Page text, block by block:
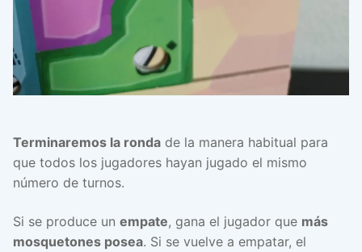
Terminaremos la ronda de la manera habitual para
que todos los jugadores hayan jugado el mismo
número de turnos.
Si se produce un empate, gana el jugador que más
mosquetones posea. Si se vuelve a empatar, el